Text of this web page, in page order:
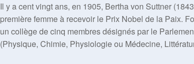
Il y a cent vingt ans, en 1905, Bertha von Suttner
première femme à recevoir le Prix Nobel de la Paix.
un collège de cinq membres désignés par le
(Physique, Chimie, Physiologie ou Médecine,